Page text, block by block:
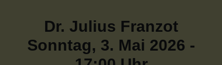
Dr. Julius Franzot
Sonntag, 3. Mai 2026 -